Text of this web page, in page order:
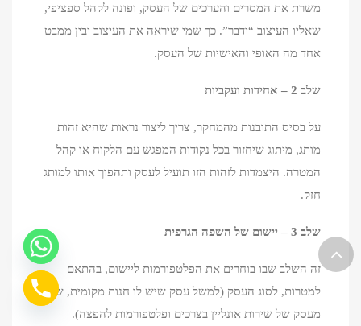
משרת את המסרים והערכים של העסק, ופונה לקהל ספציפי,
שאליו העיצוב “ידבר”. כך שמי שיראה את העיצוב יבין ממבט
אחד מה האופי והאישיות של העסק.
שלב 2 – אחידות ועקביות
על בסיס התובנות מהמחקר, צריך ליצור נראות שהיא זהות
מותג, מיתוג שיחזור בכל נקודות המפגש עם הלקוח או קהל
המטרה. היצמדות לזהות הזו תועיל לעסק ותהפוך אותו למותג
חזק.
שלב 3 – יישום של השפה הגרפית
זה השלב שבו בוחרים את הפלטפורמות ליישום, בהתאם
למטרות, לסוג העסק (למשל עסק שיש לו חנות מקומית, שונה
מעסק של שירות אונליין בצרכים ופלטפורמות להפצה).